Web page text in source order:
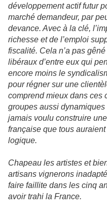
développement actif futur
marché demandeur, par
devance. Avec à la clé,
richesse et de l’emploi
fiscalité. Cela n’a pas
libéraux d’entre eux qui
encore moins le
pour régner sur une
comprend mieux dans ces
groupes aussi dynamiques
jamais voulu construire
française que tous
logique.
Chapeau les artistes et
artisans vignerons
faire faillite dans les cinq
avoir trahi la France.